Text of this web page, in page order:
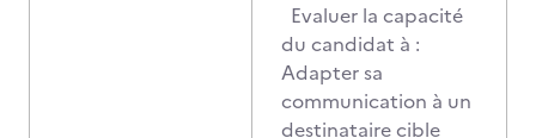
Evaluer la capacité
du candidat à :
Adapter sa
communication à un
destinataire cible